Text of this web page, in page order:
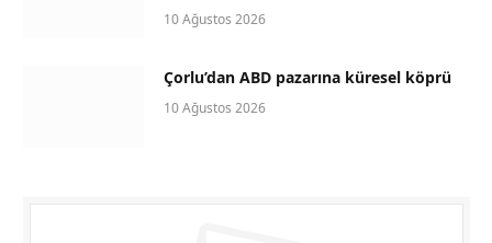
10 Ağustos 2026
Çorlu’dan ABD pazarına küresel köprü
10 Ağustos 2026